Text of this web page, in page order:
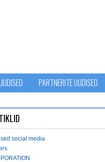
PARTNERITE UUDISED
social media